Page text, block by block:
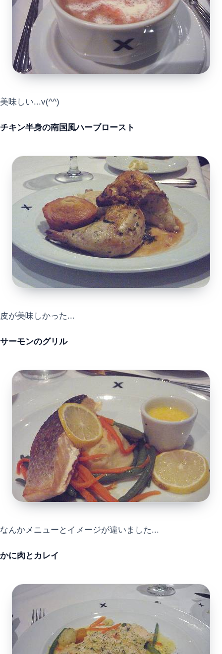
美味しい...v(^^)
チキン半身の南国風ハーブロースト
皮が美味しかった...
サーモンのグリル
なんかメニューとイメージが違いました...
かに肉とカレイ